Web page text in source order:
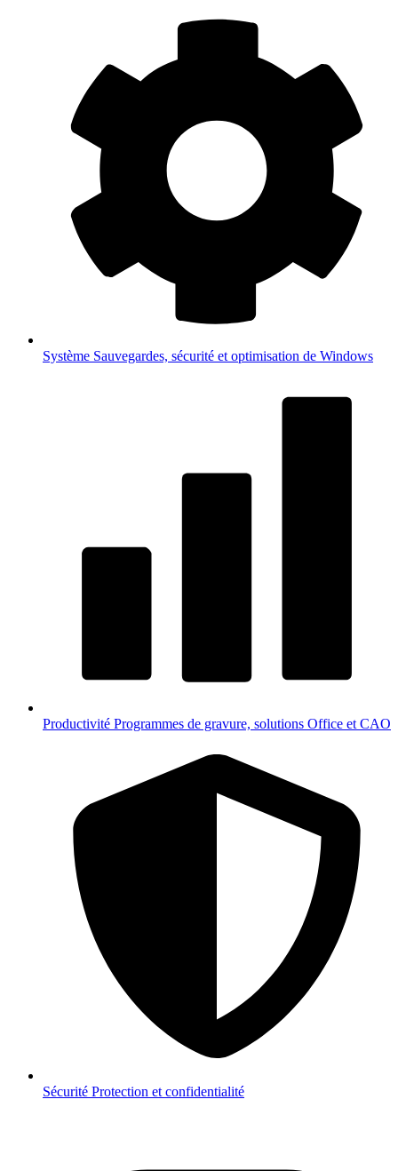
Système Sauvegardes, sécurité et optimisation de Windows
Productivité Programmes de gravure, solutions Office et CAO
Sécurité Protection et confidentialité